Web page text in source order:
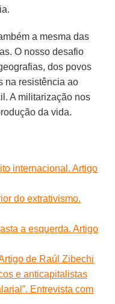
a mesma das
O nosso desafio
dos povos
na resistência ao
A militarização nos
da vida.
internacional. Artigo
do extrativismo.
a esquerda. Artigo
de Raúl Zibechi
e anticapitalistas
Entrevista com